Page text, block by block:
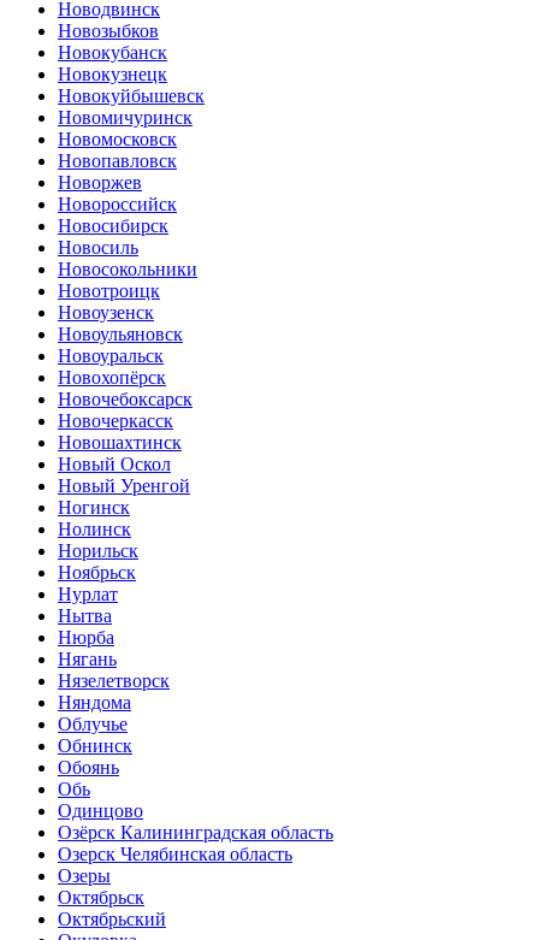
Новодвинск
Новозыбков
Новокубанск
Новокузнецк
Новокуйбышевск
Новомичуринск
Новомосковск
Новопавловск
Новоржев
Новороссийск
Новосибирск
Новосиль
Новосокольники
Новотроицк
Новоузенск
Новоульяновск
Новоуральск
Новохопёрск
Новочебоксарск
Новочеркасск
Новошахтинск
Новый Оскол
Новый Уренгой
Ногинск
Нолинск
Норильск
Ноябрьск
Нурлат
Нытва
Нюрба
Нягань
Нязелетворск
Няндома
Облучье
Обнинск
Обоянь
Обь
Одинцово
Озёрск Калининградская область
Озерск Челябинская область
Озеры
Октябрьск
Октябрьский